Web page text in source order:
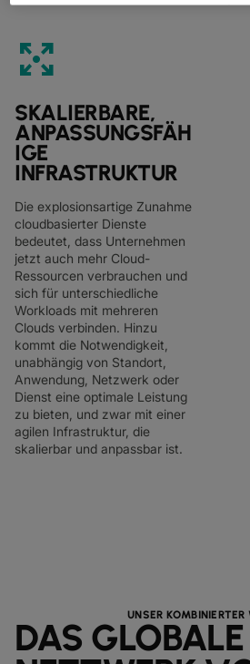
SD-WAN + SASE
LAN + DRAHTLOSES LAN
arrows_output
SKALIERBARE,
ANPASSUNGSFÄH
IGE
INFRASTRUKTUR
Die explosionsartige Zunahme
cloudbasierter Dienste
bedeutet, dass Unternehmen
jetzt auch mehr Cloud-
Ressourcen verbrauchen und
sich für unterschiedliche
Workloads mit mehreren
Clouds verbinden. Hinzu
kommt die Notwendigkeit,
unabhängig von Standort,
Anwendung, Netzwerk oder
Dienst eine optimale Leistung
zu bieten, und zwar mit einer
agilen Infrastruktur, die
skalierbar und anpassbar ist.
UNSER KOMBINIERTER
DAS GLOBALE